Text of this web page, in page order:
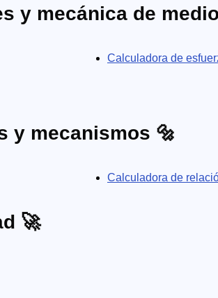
y mecánica de
Calculadora de
y mecanismos 🔩
Calculadora de
🚀